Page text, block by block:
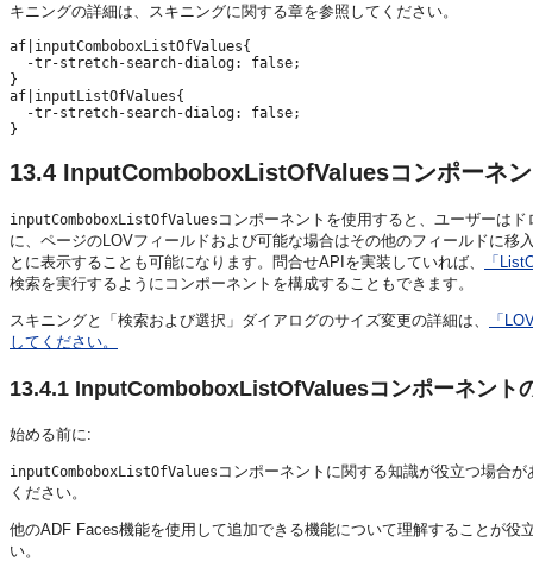
キニングの詳細は、スキニングに関する章を参照してください。
af|inputComboboxListOfValues{
  -tr-stretch-search-dialog: false;
}
af|inputListOfValues{
  -tr-stretch-search-dialog: false;
13.4 InputComboboxListOfValuesコンポーネ
inputComboboxListOfValues コンポーネントを使用すると、ユーザーは
に、ページのLOVフィールドおよび可能な場合はその他のフィールドに
とに表示することも可能になります。問合せAPIを実装していれば、
「
検索を実行するようにコンポーネントを構成することもできます。
スキニングと「検索および選択」ダイアログのサイズ変更の詳細は、
「
してください。
13.4.1 InputComboboxListOfValuesコンポーネント
始める前に:
inputComboboxListOfValues コンポーネントに関する知識が役立つ場合
ください。
他のADF Faces機能を使用して追加できる機能について理解することが役
い。